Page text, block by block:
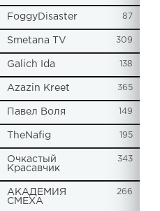
FoggyDisaster 87
Smetana TV 309
Galich Ida 138
Azazin Kreet 365
Павел Воля 149
TheNafig 195
Очкастый
Красавчик
343
АКАДЕМИЯ
СМЕХА
266